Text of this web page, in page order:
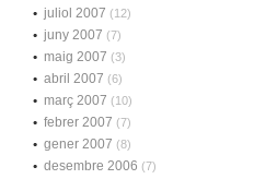
juliol 2007 (12)
juny 2007 (7)
maig 2007 (3)
abril 2007 (6)
març 2007 (10)
febrer 2007 (7)
gener 2007 (8)
desembre 2006 (7)